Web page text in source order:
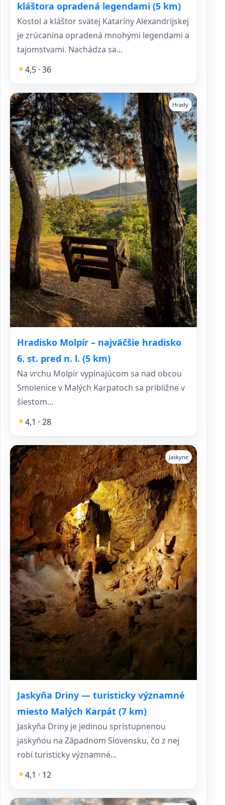
kláštora opradená legendami (5 km)
Kostol a kláštor svätej Kataríny Alexandrijskej
je zrúcanina opradená mnohými legendami a
tajomstvami. Nachádza sa...
4,5 · 36
Hradisko Molpír – najväčšie hradisko
6. st. pred n. l. (5 km)
Hrady
Na vrchu Molpír vypínajúcom sa nad obcou
Smolenice v Malých Karpatoch sa približne v
šiestom...
4,1 · 28
Jaskyňa Driny — turisticky významné
miesto Malých Karpát (7 km)
Jaskyne
Jaskyňa Driny je jedinou sprístupnenou
jaskyňou na Západnom Slovensku, čo z nej
robí turisticky významné...
4,1 · 12